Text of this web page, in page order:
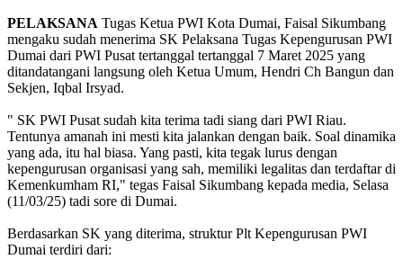
PELAKSANA Tugas Ketua PWI Kota Dumai, Faisal Sikumbang
mengaku sudah menerima SK Pelaksana Tugas Kepengurusan PWI
Dumai dari PWI Pusat tertanggal tertanggal 7 Maret 2025 yang
ditandatangani langsung oleh Ketua Umum, Hendri Ch Bangun dan
Sekjen, Iqbal Irsyad.
" SK PWI Pusat sudah kita terima tadi siang dari PWI Riau.
Tentunya amanah ini mesti kita jalankan dengan baik. Soal dinamika
yang ada, itu hal biasa. Yang pasti, kita tegak lurus dengan
kepengurusan organisasi yang sah, memiliki legalitas dan terdaftar di
Kemenkumham RI," tegas Faisal Sikumbang kepada media, Selasa
(11/03/25) tadi sore di Dumai.
Berdasarkan SK yang diterima, struktur Plt Kepengurusan PWI
Dumai terdiri dari: